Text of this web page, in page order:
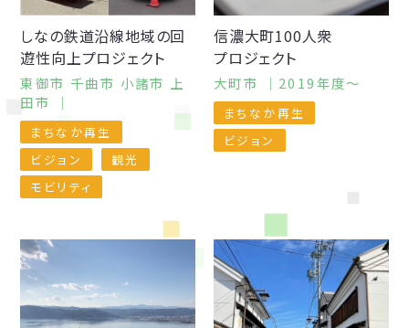
しなの鉄道沿線地域の回
遊性向上プロジェクト
東御市 千曲市 小諸市 上
田市 ｜
まちなか再生
ビジョン
観光
モビリティ
信濃大町100人衆
プロジェクト
大町市 ｜2019年度〜
まちなか再生
ビジョン